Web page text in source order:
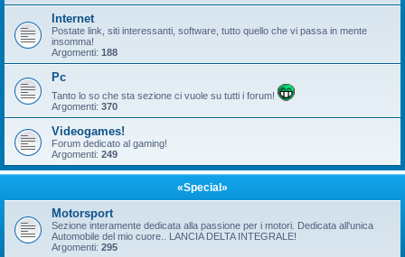
Internet
Postate link, siti interessanti, software, tutto quello che vi passa in mente
insomma!
Argomenti: 188
Pc
Tanto lo so che sta sezione ci vuole su tutti i forum!
Argomenti: 370
Videogames!
Forum dedicato al gaming!
Argomenti: 249
«Special»
Motorsport
Sezione interamente dedicata alla passione per i motori. Dedicata all'unica
Automobile del mio cuore.. LANCIA DELTA INTEGRALE!
Argomenti: 295